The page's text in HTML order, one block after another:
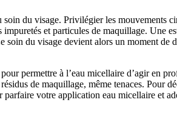
du visage. Privilégier les mouvements
et particules de maquillage. Une
du visage devient alors un moment de
permettre à l’eau micellaire d’agir en
de maquillage, même tenaces. Pour
votre application eau micellaire et